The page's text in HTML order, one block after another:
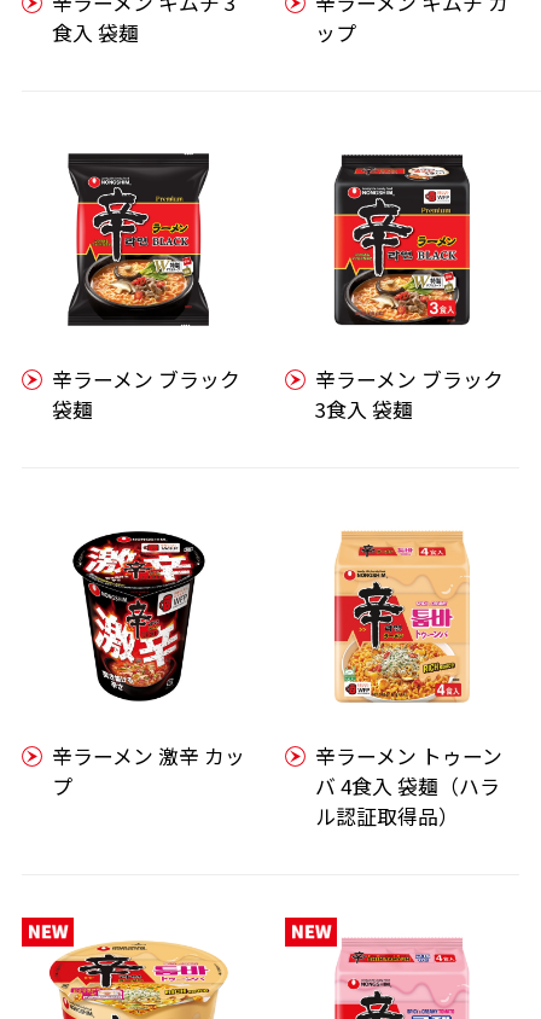
食入 袋麺
ップ
辛ラーメン ブラック
袋麺
辛ラーメン ブラック
3食入 袋麺
辛ラーメン 激辛 カッ
プ
辛ラーメン トゥーン
バ 4食入 袋麺（ハラ
ル認証取得品）